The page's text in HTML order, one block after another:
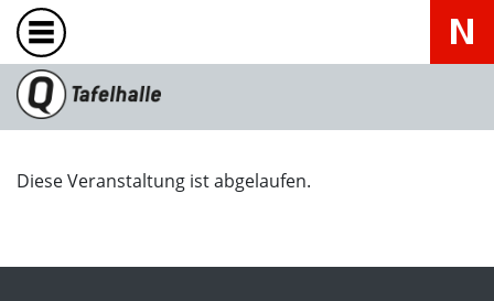
Diese Veranstaltung ist abgelaufen.